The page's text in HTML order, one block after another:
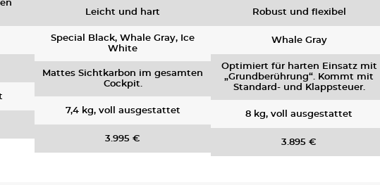
Leicht und hart
Special Black, Whale Gray, Ice
White
Mattes Sichtkarbon im gesamten
Cockpit.
7,4 kg, voll ausgestattet
3.995 €
Robust und flexibel
Whale Gray
Optimiert für harten Einsatz mit
„Grundberührung“. Kommt mit
Standard- und Klappsteuer.
8 kg, voll ausgestattet
3.895 €